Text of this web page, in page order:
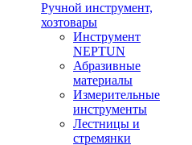
Ручной инструмент,
хозтовары
Инструмент
NEPTUN
Абразивные
материалы
Измерительные
инструменты
Лестницы и
стремянки